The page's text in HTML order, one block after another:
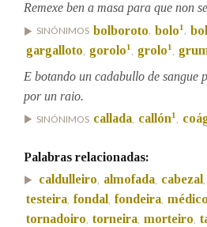
Na fraseoloxía
OUTRAS OPCIÓNS DE BUSCA
Marcas gramaticais
Remexe ben a masa para que non
SINÓNIMOS bolboroto, bolo1,
gargalloto, gorolo1, grolo1,
E botando un cadabullo de sangue
por un raio.
SINÓNIMOS callada, callón1,
Palabras relacionadas:
caldulleiro, almofada, cabezal,
testeira, fondal, fondeira, médico
tornadoiro, torneira, morteiro,